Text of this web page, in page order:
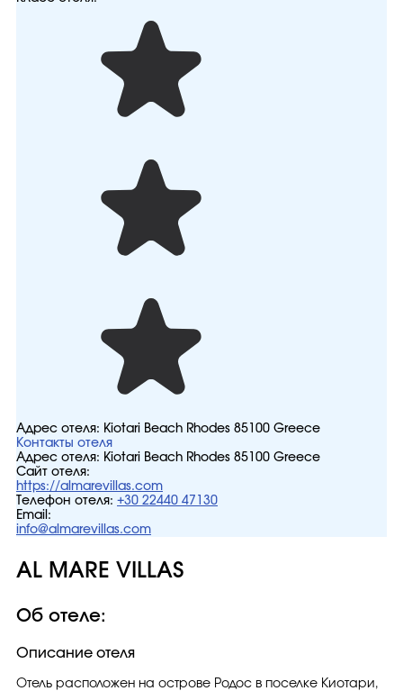
Адрес отеля: Kiotari Beach Rhodes 85100 Greece
Контакты отеля
Адрес отеля: Kiotari Beach Rhodes 85100 Greece
Сайт отеля:
https://almarevillas.com
Телефон отеля: +30 22440 47130
Email:
info@almarevillas.com
AL MARE VILLAS
Об отеле:
Описание отеля
Отель расположен на острове Родос в поселке Киотари,